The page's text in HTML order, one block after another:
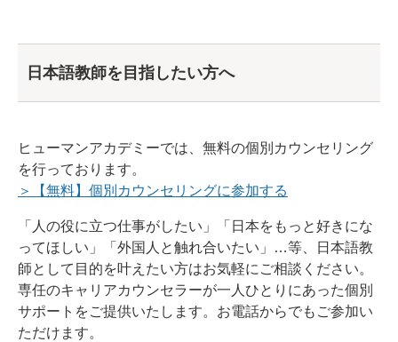
日本語教師を目指したい方へ
ヒューマンアカデミーでは、無料の個別カウンセリング
を行っております。
＞【無料】個別カウンセリングに参加する
「人の役に立つ仕事がしたい」「日本をもっと好きにな
ってほしい」「外国人と触れ合いたい」…等、日本語教
師として目的を叶えたい方はお気軽にご相談ください。
専任のキャリアカウンセラーが一人ひとりにあった個別
サポートをご提供いたします。お電話からでもご参加い
ただけます。